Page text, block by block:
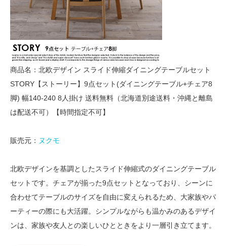
商品名：北欧デザイン スライド伸縮ダイニングテーブルセット
STORY【ストーリー】9点セット(ダイニングテーブル+チェア8
脚) 幅140-240 8人掛け 送料無料（北海道別途送料・沖縄と離島
は配送不可）【時間指定不可】
販売元： ヌクモ
北欧デザインを基調としたスライド伸縮式のダイニングテーブル
セットです。チェアが揃った9点セットとなっており、シーンに
合わせてテーブルのサイズを自由に変えられるため、大家族やパ
ーティーの際にも大活躍。シンプルながらも温かみのあるデザイ
ンは、家族や友人との楽しいひとときをより一層引き立てます。